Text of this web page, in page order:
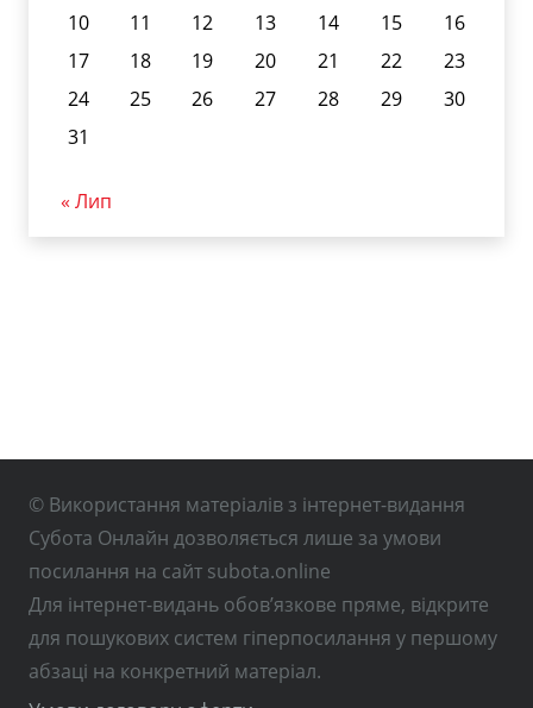
10
11 12 13 14 15
16
17
18 19 20 21 22
23
24
25 26 27 28 29
30
31
« Лип
© Використання матеріалів з інтернет-видання
Субота Онлайн дозволяється лише за умови
посилання на сайт subota.online
Для інтернет-видань обов’язкове пряме, відкрите
для пошукових систем гіперпосилання у першому
абзаці на конкретний матеріал.